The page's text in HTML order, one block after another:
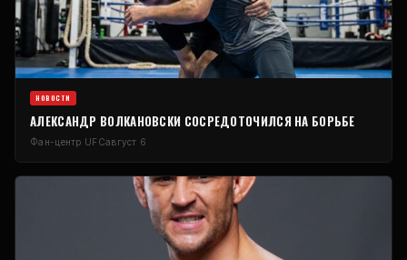
НОВОСТИ
АЛЕКСАНДР ВОЛКАНОВСКИ СОСРЕДОТОЧИЛСЯ НА БОРЬБЕ
Фан-центр UFCавгуст 6